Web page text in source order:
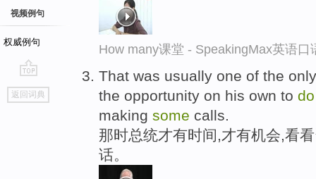
视频例句
权威例句
go
top
返回词典
How many课堂 - SpeakingMax英语口
That was usually one of the
the opportunity on his own to
making some calls.
那时总统才有时间,才有机会,看
话。